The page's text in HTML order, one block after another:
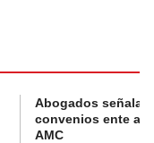
Abogados
convenios ente
AMC